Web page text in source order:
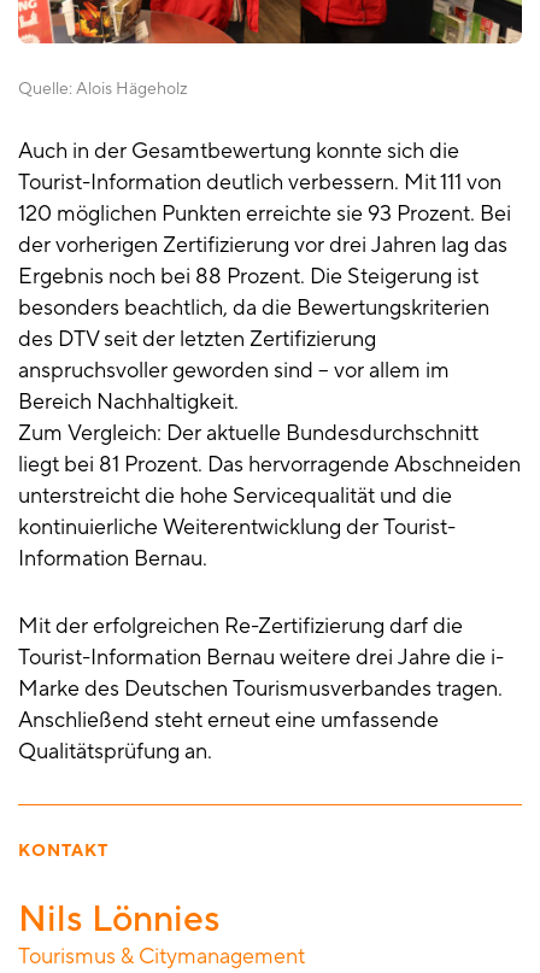
Quelle: Alois Hägeholz
Auch in der Gesamtbewertung konnte sich die
Tourist-Information deutlich verbessern. Mit 111 von
120 möglichen Punkten erreichte sie 93 Prozent. Bei
der vorherigen Zertifizierung vor drei Jahren lag das
Ergebnis noch bei 88 Prozent. Die Steigerung ist
besonders beachtlich, da die Bewertungskriterien
des DTV seit der letzten Zertifizierung
anspruchsvoller geworden sind – vor allem im
Bereich Nachhaltigkeit.
Zum Vergleich: Der aktuelle Bundesdurchschnitt
liegt bei 81 Prozent. Das hervorragende Abschneiden
unterstreicht die hohe Servicequalität und die
kontinuierliche Weiterentwicklung der Tourist-
Information Bernau.
Mit der erfolgreichen Re-Zertifizierung darf die
Tourist-Information Bernau weitere drei Jahre die i-
Marke des Deutschen Tourismusverbandes tragen.
Anschließend steht erneut eine umfassende
Qualitätsprüfung an.
KONTAKT
Nils Lönnies
Tourismus & Citymanagement